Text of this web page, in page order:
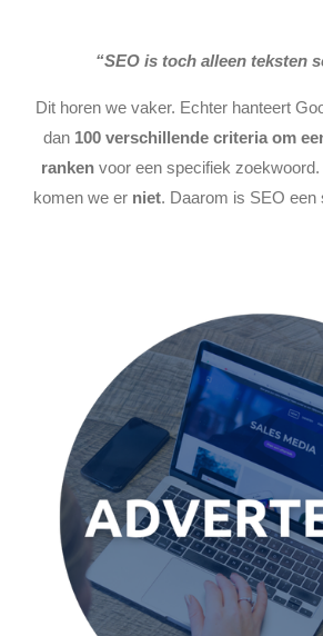
“SEO is toch alleen teksten
Dit horen we vaker. Echter hanteert
dan 100 verschillende criteria om
ranken voor een specifiek
komen we er niet. Daarom is SEO een